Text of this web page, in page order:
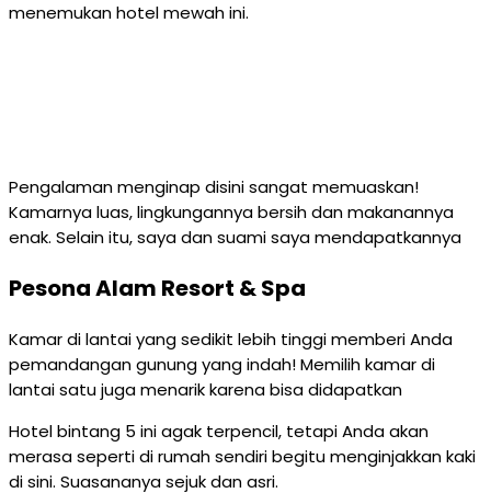
menemukan hotel mewah ini.
Pengalaman menginap disini sangat memuaskan!
Kamarnya luas, lingkungannya bersih dan makanannya
enak. Selain itu, saya dan suami saya mendapatkannya
Pesona Alam Resort & Spa
Kamar di lantai yang sedikit lebih tinggi memberi Anda
pemandangan gunung yang indah! Memilih kamar di
lantai satu juga menarik karena bisa didapatkan
Hotel bintang 5 ini agak terpencil, tetapi Anda akan
merasa seperti di rumah sendiri begitu menginjakkan kaki
di sini. Suasananya sejuk dan asri.